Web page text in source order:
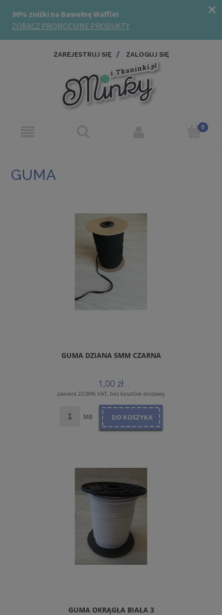
ZAREJESTRUJ SIĘ ZALOGUJ SIĘ
GUMA
GUMA DZIANA 5MM CZARNA
1,00 zł
zawiera 23.00% VAT, bez kosztów dostawy
MB DO KOSZYKA
GUMA OKRĄGŁA BIAŁA 3